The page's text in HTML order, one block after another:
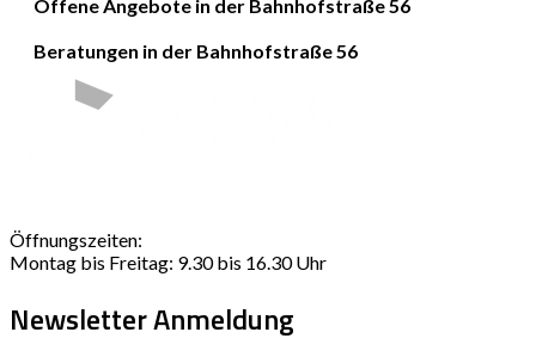
Offene Angebote in der Bahnhofstraße 56
Beratungen in der Bahnhofstraße 56
Öffnungszeiten:
Montag bis Freitag: 9.30 bis 16.30 Uhr
Newsletter Anmeldung